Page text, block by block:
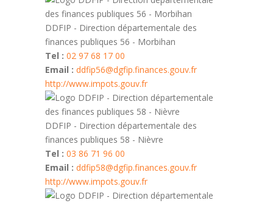
DDFIP - Direction départementale des
finances publiques 56 - Morbihan
Tel : 02 97 68 17 00
Email : ddfip56@dgfip.finances.gouv.fr
http://www.impots.gouv.fr
DDFIP - Direction départementale des
finances publiques 58 - Nièvre
Tel : 03 86 71 96 00
Email : ddfip58@dgfip.finances.gouv.fr
http://www.impots.gouv.fr